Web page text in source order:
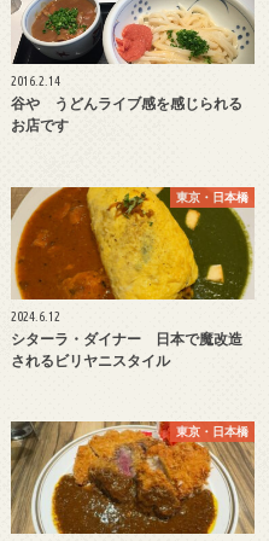
2016.2.14
谷や うどんライブ感を感じられる
お店です
東京・日本橋
2024.6.12
シターラ・ダイナー 日本で魔改造
されるビリヤニスタイル
東京・日本橋